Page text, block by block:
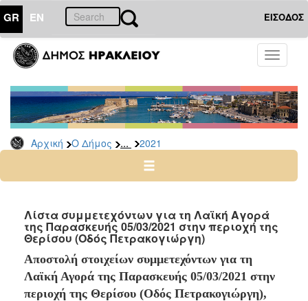
GR EN ΕΙΣΟΔΟΣ
Toggle
Αρχική Ο Δήμος ... 2021
ΔΗΜΟΣ
Δελτία
Τύπου
Αρχείο
2026
2024
2022
2021
2020
2019
Λίστα συμμετεχόντων για τη Λαϊκή Αγορά
της Παρασκευής 05/03/2021 στην περιοχή της
Θερίσου (Οδός Πετρακογιώργη)
Αποστολή στοιχείων συμμετεχόντων για τη
Λαϊκή Αγορά της Παρασκευής 05/03/2021 στην
περιοχή της Θερίσου (Οδός Πετρακογιώργη),